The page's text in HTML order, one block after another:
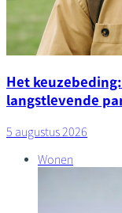
Het
langstlevende
5 augustus 2026
Wonen